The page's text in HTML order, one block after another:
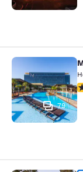
M Resort
79